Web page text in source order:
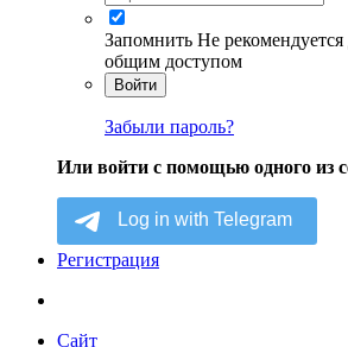
Запомнить Не
общим доступом
Войти
Забыли пароль?
Или войти с помощью одного из
Регистрация
Сайт